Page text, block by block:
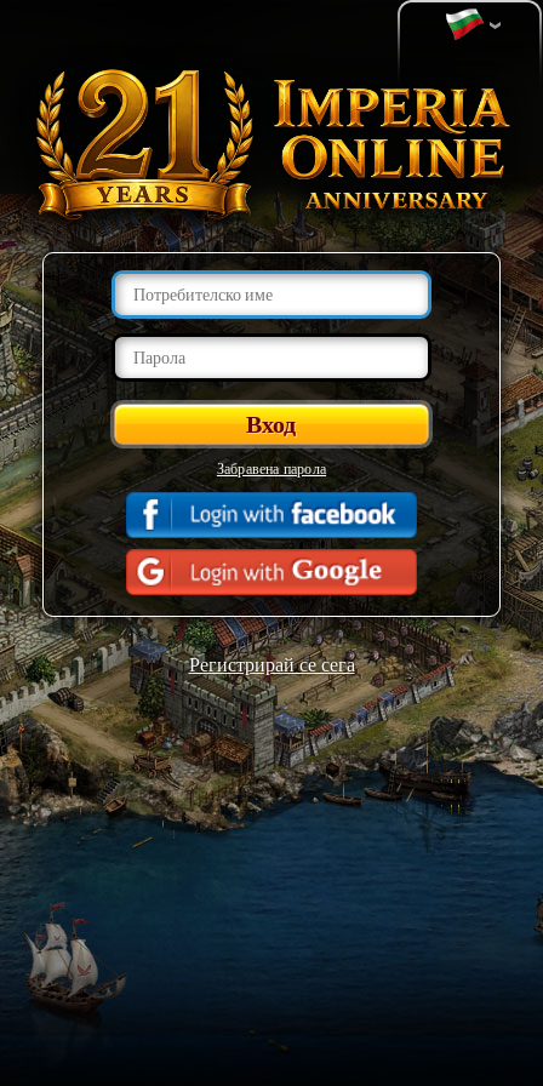
Забравена парола
Регистрирай се сега